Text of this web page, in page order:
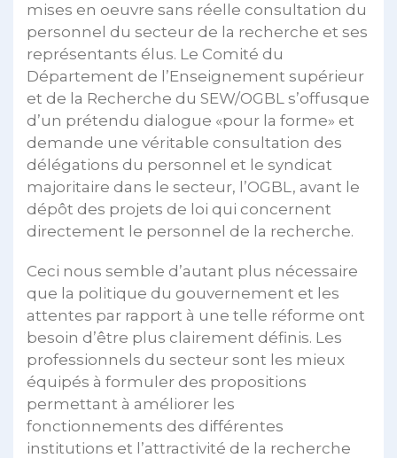
mises en oeuvre sans réelle consultation du
personnel du secteur de la recherche et ses
représentants élus. Le Comité du
Département de l’Enseignement supérieur
et de la Recherche du SEW/OGBL s’offusque
d’un prétendu dialogue «pour la forme» et
demande une véritable consultation des
délégations du personnel et le syndicat
majoritaire dans le secteur, l’OGBL, avant le
dépôt des projets de loi qui concernent
directement le personnel de la recherche.
Ceci nous semble d’autant plus nécessaire
que la politique du gouvernement et les
attentes par rapport à une telle réforme ont
besoin d’être plus clairement définis. Les
professionnels du secteur sont les mieux
équipés à formuler des propositions
permettant à améliorer les
fonctionnements des différentes
institutions et l’attractivité de la recherche